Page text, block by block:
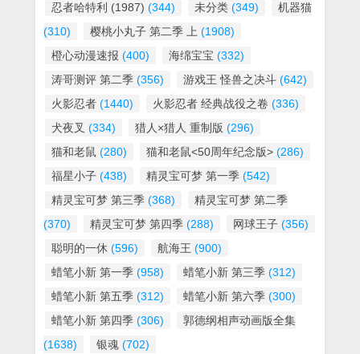
忍者哈特利 (1987) (344) 未分类 (349)
机器猫
(310)
樱桃小丸子 第二季 上 (1908)
橙心动漫速报 (400) 海绵宝宝 (332)
涛哥测评 第二季 (356) 游戏王 怪兽之决斗 (642)
火影忍者 (1440) 火影忍者 经典战役之卷 (336)
犬夜叉 (334) 猎人×猎人 重制版 (296)
猫和老鼠 (280) 猫和老鼠<50周年纪念版> (286)
福星小子 (438) 精灵宝可梦 第一季 (542)
精灵宝可梦 第三季 (368)
精灵宝可梦 第二季
(370)
精灵宝可梦 第四季 (288) 网球王子 (356)
聪明的一休 (596) 航海王 (900)
蜡笔小新 第一季 (958) 蜡笔小新 第三季 (312)
蜡笔小新 第五季 (312) 蜡笔小新 第六季 (300)
蜡笔小新 第四季 (306)
郭德纲相声动画版全集
(1638)
银魂 (702)